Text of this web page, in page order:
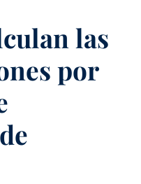
las
por